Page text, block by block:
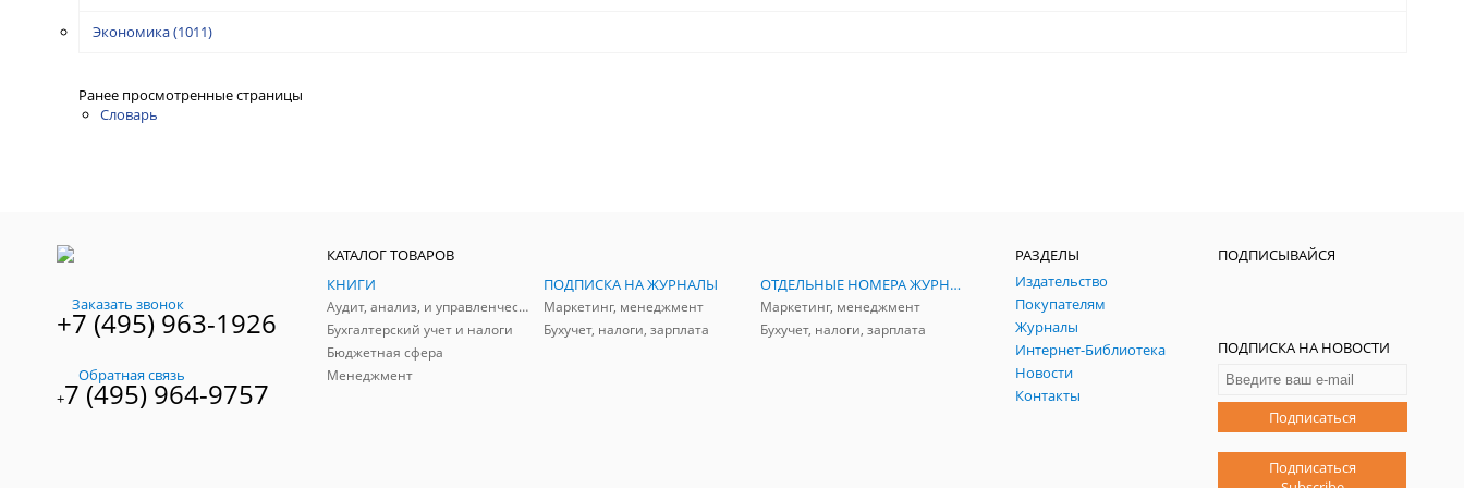
Экономика(1011)
Ранее просмотренные страницы
Словарь
Заказать звонок
+7 (495) 963-1926
Обратная связь
+7 (495) 964-9757
КАТАЛОГ ТОВАРОВ
КНИГИ
Аудит, анализ, и управленческий учет
Бухгалтерский учет и налоги
Бюджетная сфера
Менеджмент
ПОДПИСКА НА ЖУРНАЛЫ
Маркетинг, менеджмент
Бухучет, налоги, зарплата
ОТДЕЛЬНЫЕ НОМЕРА ЖУРНАЛОВ
Маркетинг, менеджмент
Бухучет, налоги, зарплата
РАЗДЕЛЫ
Издательство
Покупателям
Журналы
Интернет-Библиотека
Новости
Контакты
ПОДПИСЫВАЙСЯ
ПОДПИСКА НА НОВОСТИ
Подписаться
Подписаться